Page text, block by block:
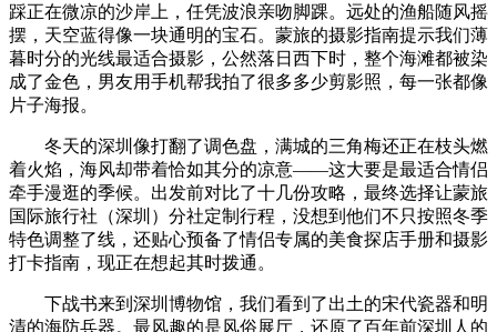
踩正在微凉的沙岸上，任凭波浪亲吻脚踝。远处的渔船随风摇
摆，天空蓝得像一块通明的宝石。蒙旅的摄影指南提示我们薄
暮时分的光线最适合摄影，公然落日西下时，整个海滩都被染
成了金色，男友用手机帮我拍了很多多少剪影照，每一张都像
片子海报。
冬天的深圳像打翻了调色盘，满城的三角梅还正在枝头燃
着火焰，海风却带着恰如其分的凉意——这大要是最适合情侣
牵手漫逛的季候。出发前对比了十几份攻略，最终选择让蒙旅
国际旅行社（深圳）分社定制行程，没想到他们不只按照冬季
特色调整了线，还贴心预备了情侣专属的美食探店手册和摄影
打卡指南，现正在想起其时拨通。
下战书来到深圳博物馆，我们看到了出土的宋代瓷器和明
清的海防兵器。最风趣的是风俗展厅，还原了百年前深圳人的